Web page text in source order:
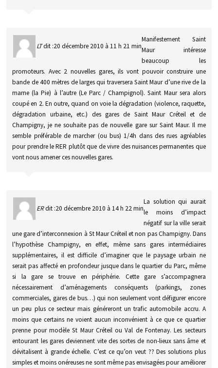
LTdit :20 décembre 2010 à 11 h 21 min
Manifestement Saint
Maur intéresse
beaucoup les
promoteurs. Avec 2 nouvelles gares, ils vont pouvoir construire une
bande de 400 mètres de larges qui traversera Saint Maur d’une rive de la
marne (la Pie) à l’autre (Le Parc / Champignol). Saint Maur sera alors
coupé en 2. En outre, quand on voie la dégradation (violence, raquette,
dégradation urbaine, etc.) des gares de Saint Maur Créteil et de
Champigny, je ne souhaite pas de nouvelle gare sur Saint Maur. Il me
semble préférable de marcher (ou bus) 1/4h dans des rues agréables
pour prendre le RER plutôt que de vivre des nuisances permanentes que
vont nous amener ces nouvelles gares.
ERdit :20 décembre 2010 à 14 h 22 min
La solution qui aurait
le moins d’impact
négatif sur la ville serait
une gare d’interconnexion à St Maur Créteil et non pas Champigny. Dans
l’hypothèse Champigny, en effet, même sans gares intermédiaires
supplémentaires, il est difficile d’imaginer que le paysage urbain ne
serait pas affecté en profondeur jusque dans le quartier du Parc, même
si la gare se trouve en périphérie. Cette gare s’accompagnera
nécessairement d’aménagements conséquents (parkings, zones
commerciales, gares de bus…) qui non seulement vont défigurer encore
un peu plus ce secteur mais généreront un trafic automobile accru. A
moins que certains ne voient aucun inconvénient à ce que ce quartier
prenne pour modèle St Maur Créteil ou Val de Fontenay. Les secteurs
entourant les gares deviennent vite des sortes de non-lieux sans âme et
dévitalisent à grande échelle. C’est ce qu’on veut ?? Des solutions plus
simples et moins onéreuses ne sont même pas envisagées pour améliorer